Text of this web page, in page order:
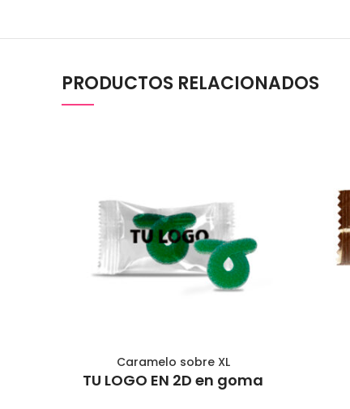
PRODUCTOS RELACIONADOS
AÑADIR AL CARRITO
Caramelo sobre XL
TU LOGO EN 2D en goma